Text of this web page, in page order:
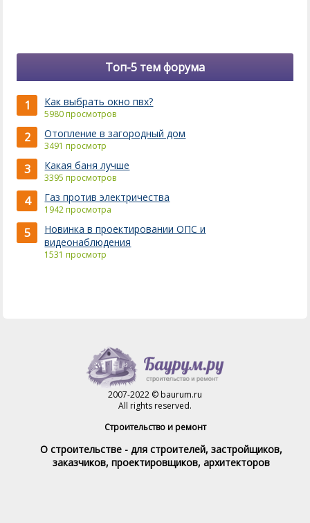
Топ-5 тем форума
1 Как выбрать окно пвх?
5980 просмотров
2 Отопление в загородный дом
3491 просмотр
3 Какая баня лучше
3395 просмотров
4 Газ против электричества
1942 просмотра
5
Новинка в проектировании ОПС и
видеонаблюдения
1531 просмотр
2007-2022 © baurum.ru
All rights reserved.
Строительство и ремонт
О строительстве - для строителей, застройщиков,
заказчиков, проектировщиков, архитекторов